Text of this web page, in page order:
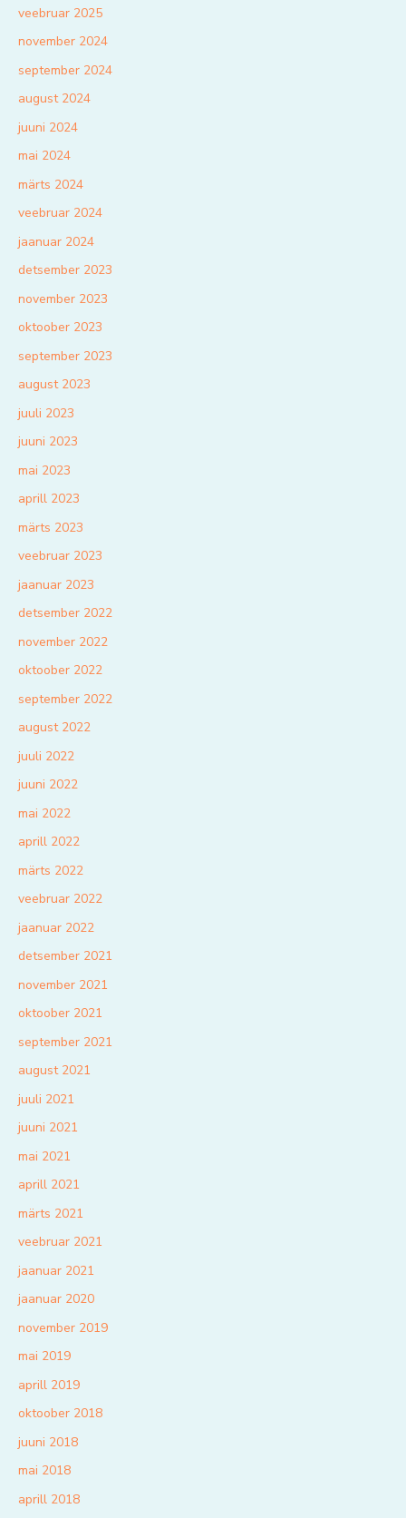
veebruar 2025
november 2024
september 2024
august 2024
juuni 2024
mai 2024
märts 2024
veebruar 2024
jaanuar 2024
detsember 2023
november 2023
oktoober 2023
september 2023
august 2023
juuli 2023
juuni 2023
mai 2023
aprill 2023
märts 2023
veebruar 2023
jaanuar 2023
detsember 2022
november 2022
oktoober 2022
september 2022
august 2022
juuli 2022
juuni 2022
mai 2022
aprill 2022
märts 2022
veebruar 2022
jaanuar 2022
detsember 2021
november 2021
oktoober 2021
september 2021
august 2021
juuli 2021
juuni 2021
mai 2021
aprill 2021
märts 2021
veebruar 2021
jaanuar 2021
jaanuar 2020
november 2019
mai 2019
aprill 2019
oktoober 2018
juuni 2018
mai 2018
aprill 2018